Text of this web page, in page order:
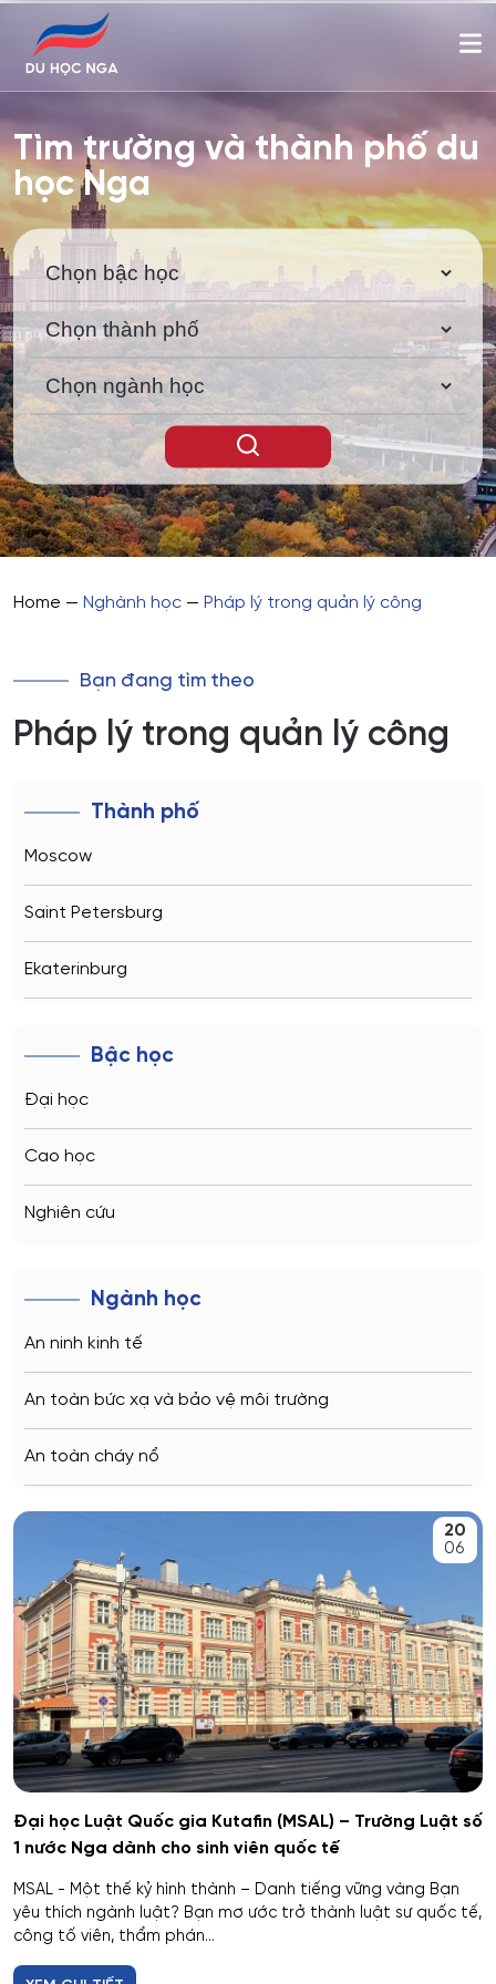
Tìm trường và thành phố du
học Nga
Home — Nghành học — Pháp lý trong quản lý công
Bạn đang tìm theo
Pháp lý trong quản lý công
Thành phố
Moscow
Saint Petersburg
Ekaterinburg
Kaliningrad
Veliky Novgorod
Penza
Barnaul
Kursk
Kaluga
Voronezh
Bậc học
Đại học
Cao học
Nghiên cứu
Ngành học
An ninh kinh tế
An toàn bức xạ và bảo vệ môi trường
An toàn cháy nổ
An toàn kỹ thuật và môi trường
An toàn môi trường kỹ thuật
An toàn thông tin
Biên - Phiên dịch
Biểu diễn nghệ thuật múa
Báo chí
Bản đồ và Địa tin học
Bảo mật công nghệ thông tin trong thực thi pháp luật
Bảo mật máy tính
20
06
Đại học Luật Quốc gia Kutafin (MSAL) – Trường Luật số
1 nước Nga dành cho sinh viên quốc tế
MSAL - Một thế kỷ hình thành – Danh tiếng vững vàng Bạn
yêu thích ngành luật? Bạn mơ ước trở thành luật sư quốc tế,
công tố viên, thẩm phán...